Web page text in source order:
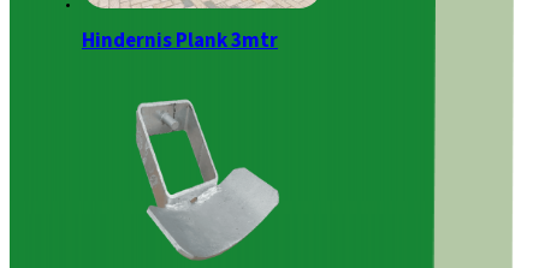
Hindernis Plank 3mtr